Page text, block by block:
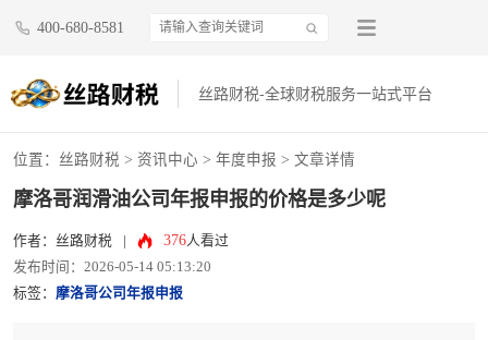
400-680-8581
丝路财税-全球财税服务一站式平台
位置： 丝路财税 > 资讯中心 > 年度申报 > 文章详情
摩洛哥润滑油公司年报申报的价格是多少呢
作者：丝路财税 376人看过
发布时间：2026-05-14 05:13:20
标签： 摩洛哥公司年报申报